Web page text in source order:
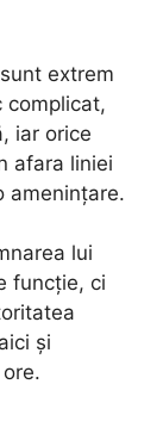
extrem
complicat,
iar orice
afara liniei
amenințare.
lui
funcție, ci
și